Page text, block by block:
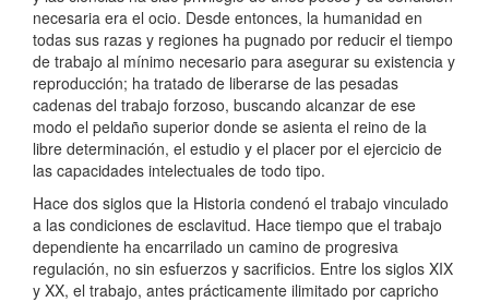
necesaria era el ocio. Desde entonces, la humanidad en
todas sus razas y regiones ha pugnado por reducir el tiempo
de trabajo al mínimo necesario para asegurar su existencia y
reproducción; ha tratado de liberarse de las pesadas
cadenas del trabajo forzoso, buscando alcanzar de ese
modo el peldaño superior donde se asienta el reino de la
libre determinación, el estudio y el placer por el ejercicio de
las capacidades intelectuales de todo tipo.
Hace dos siglos que la Historia condenó el trabajo vinculado
a las condiciones de esclavitud. Hace tiempo que el trabajo
dependiente ha encarrilado un camino de progresiva
regulación, no sin esfuerzos y sacrificios. Entre los siglos XIX
y XX, el trabajo, antes prácticamente ilimitado por capricho